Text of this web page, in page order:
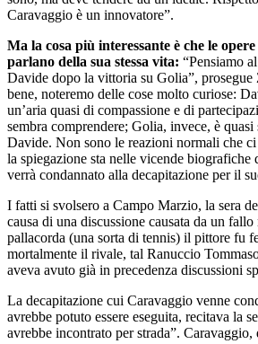
Caravaggio è un innovatore”.
Ma la cosa più interessante è che le
parlano della sua stessa vita: “Pensiamo
Davide dopo la vittoria su Golia”,
bene, noteremo delle cose molto curiose:
un’aria quasi di compassione e di
sembra comprendere; Golia, invece, è
Davide. Non sono le reazioni normali che ci
la spiegazione sta nelle vicende biografiche
verrà condannato alla decapitazione per il
I fatti si svolsero a Campo Marzio, la sera
causa di una discussione causata da un
pallacorda (una sorta di tennis) il pittore fu
mortalmente il rivale, tal Ranuccio
aveva avuto già in precedenza discussioni
La decapitazione cui Caravaggio venne
avrebbe potuto essere eseguita, recitava la
avrebbe incontrato per strada”. Caravaggio,